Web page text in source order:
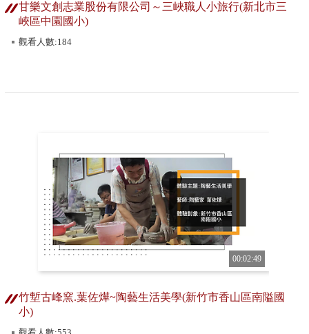
甘樂文創志業股份有限公司～三峽職人小旅行(新北市三
峽區中園國小)
觀看人數:184
00:02:49
竹塹古峰窯.葉佐燁~陶藝生活美學(新竹市香山區南隘國
小)